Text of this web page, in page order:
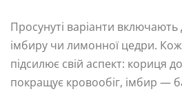
Просунуті варіанти
імбиру чи лимонної цедри.
підсилює свій аспект: кориця
покращує кровообіг, імбир —